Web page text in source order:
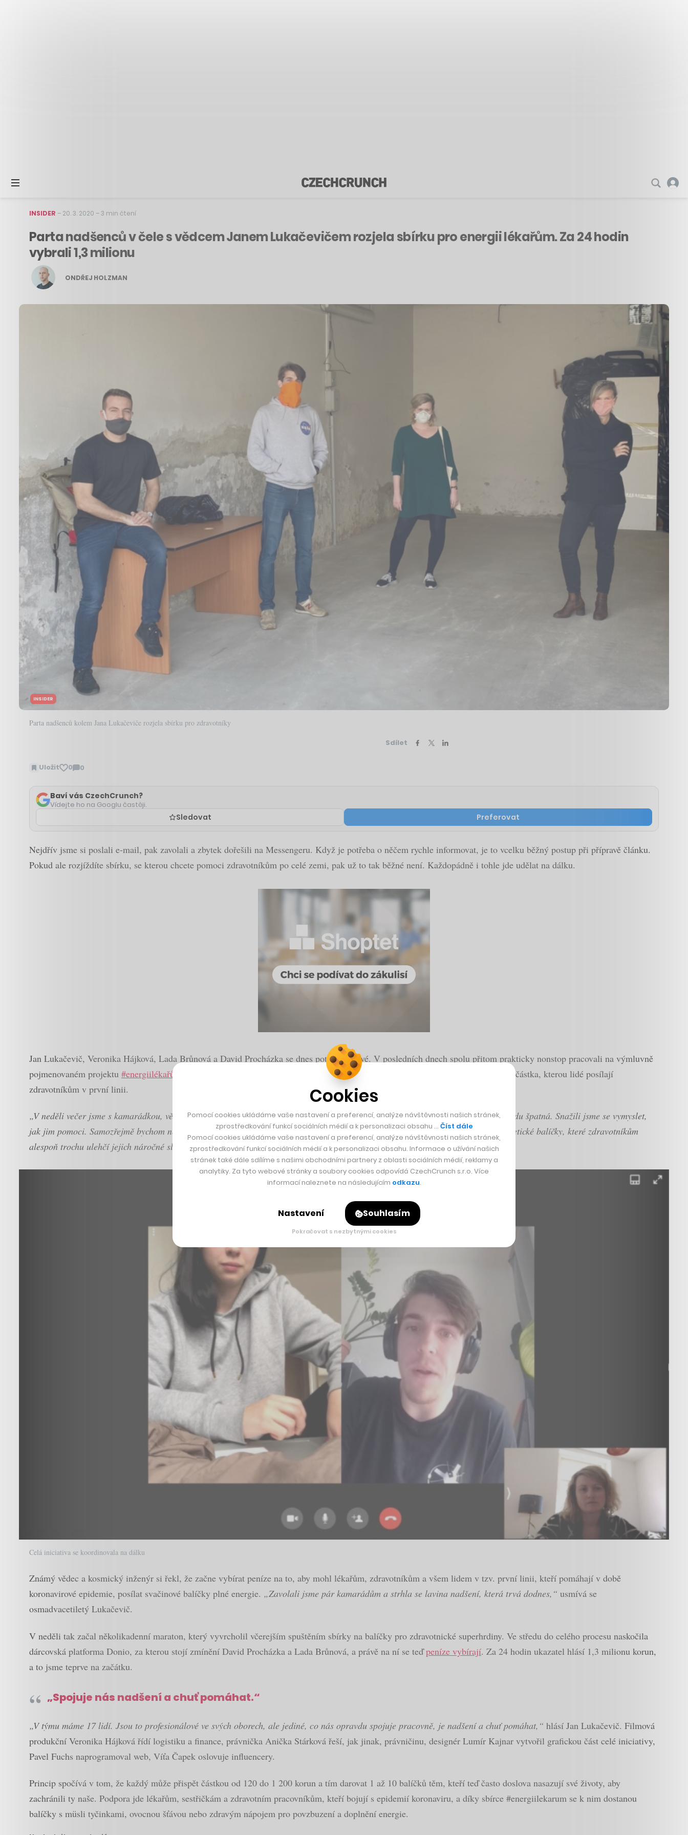
INSIDER – 20. 3. 2020 –3 min čtení
Parta nadšenců v čele s vědcem Janem Lukačevičem rozjela sbírku pro energii lékařům. Za 24 hodin
vybrali 1,3 milionu
ONDŘEJ HOLZMAN
INSIDER
Parta nadšenců kolem Jana Lukačeviče rozjela sbírku pro zdravotníky
Sdílet
Uložit 0 0
Zobrazit
Baví vás CzechCrunch?
Vídejte ho na Googlu častěji.
Sledovat Preferovat
Nejdřív jsme si poslali e-mail, pak zavolali a zbytek dořešili na Messengeru. Když je potřeba o něčem rychle informovat, je to vcelku běžný postup při přípravě článku.
Pokud ale rozjíždíte sbírku, se kterou chcete pomoci zdravotníkům po celé zemi, pak už to tak běžné není. Každopádně i tohle jde udělat na dálku.
Jan Lukačevič, Veronika Hájková, Lada Brůnová a David Procházka se dnes potkali poprvé. V posledních dnech spolu přitom prakticky nonstop pracovali na výmluvně
pojmenovaném projektu #energiilékařům
. Všechno zvládli na dálku od počítačů a teď s úsměvem sledují, jak závratně rychle roste částka, kterou lidé posílají
zdravotníkům v první linii.
„V neděli večer jsme s kamarádkou, vědkyní Aničkou Fučíkovou, řešili, že se k nám dostávají zprávy od lékařů, že situace je opravdu špatná. Snažili jsme se vymyslet,
jak jim pomoci. Samozřejmě bychom nejradši sehnali roušky a respirátory, ale na to nestačíme. A tak jsme vymysleli zdravé energetické balíčky, které zdravotníkům
alespoň trochu ulehčí jejich náročné služby,“popisuje Jan Lukačevič.
Celá iniciativa se koordinovala na dálku
Známý vědec a kosmický inženýr si řekl, že začne vybírat peníze na to, aby mohl lékařům, zdravotníkům a všem lidem v tzv. první linii, kteří pomáhají v době
koronavirové epidemie, posílat svačinové balíčky plné energie. „Zavolali jsme pár kamarádům a strhla se lavina nadšení, která trvá dodnes,“ usmívá se
osmadvacetiletý Lukačevič.
V neděli tak začal několikadenní maraton, který vyvrcholil včerejším spuštěním sbírky na balíčky pro zdravotnické superhrdiny. Ve středu do celého procesu naskočila
dárcovská platforma Donio, za kterou stojí zmínění David Procházka a Lada Brůnová, a právě na ní se teďpeníze vybírají. Za 24 hodin ukazatel hlásí 1,3 milionu korun,
a to jsme teprve na začátku.
„Spojuje nás nadšení a chuť pomáhat.“
„V týmu máme 17 lidí. Jsou to profesionálové ve svých oborech, ale jediné, co nás opravdu spojuje pracovně, je nadšení a chuť pomáhat,“ hlásí Jan Lukačevič. Filmová
produkční Veronika Hájková řídí logistiku a finance, právnička Anička Stárková řeší, jak jinak, právničinu, designér Lumír Kajnar vytvořil grafickou část celé iniciativy,
Pavel Fuchs naprogramoval web, Víťa Čapek oslovuje influencery.
Princip spočívá v tom, že každý může přispět částkou od 120 do 1 200 korun a tím darovat 1 až 10 balíčků těm, kteří teď často doslova nasazují své životy, aby
zachránili ty naše. Podpora jde lékařům, sestřičkám a zdravotním pracovníkům, kteří bojují s epidemií koronaviru, a díky sbírce #energiilekarum se k nim dostanou
balíčky s müsli tyčinkami, ovocnou šťávou nebo zdravým nápojem pro povzbuzení a doplnění energie.
Cookies
Pomocí cookies ukládáme vaše nastavení a preferencí, analýze návštěvnosti našich stránek,
zprostředkování funkcí sociálních médií a k personalizaci obsahu … Číst dále
Pomocí cookies ukládáme vaše nastavení a preferencí, analýze návštěvnosti našich stránek,
zprostředkování funkcí sociálních médií a k personalizaci obsahu. Informace o užívání našich
stránek také dále sdílíme s našimi obchodními partnery z oblasti sociálních médií, reklamy a
analytiky. Za tyto webové stránky a soubory cookies odpovídá CzechCrunch s.r.o. Více
informací naleznete na následujícím odkazu.
Nastavení Souhlasím
Pokračovat s nezbytnými cookies